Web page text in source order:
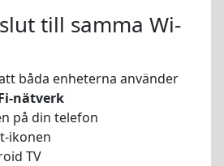
till samma Wi-
båda enheterna använder
nätverk
på din telefon
ikonen
TV